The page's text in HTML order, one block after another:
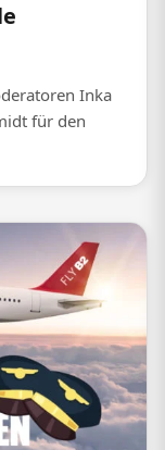
Inka
für den